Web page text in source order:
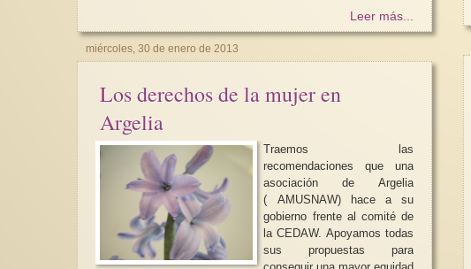
Leer más...
miércoles, 30 de enero de 2013
Los derechos de la mujer en
Argelia
Traemos las
recomendaciones que una
asociación de Argelia
( AMUSNAW) hace a su
gobierno frente al comité de
la CEDAW. Apoyamos todas
sus propuestas para